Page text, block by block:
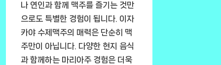
나 연인과 함께 맥주를 즐기는 것만
으로도 특별한 경험이 됩니다. 이자
카야 수제맥주의 매력은 단순히 맥
주만이 아닙니다. 다양한 현지 음식
과 함께하는 마리아주 경험은 더욱